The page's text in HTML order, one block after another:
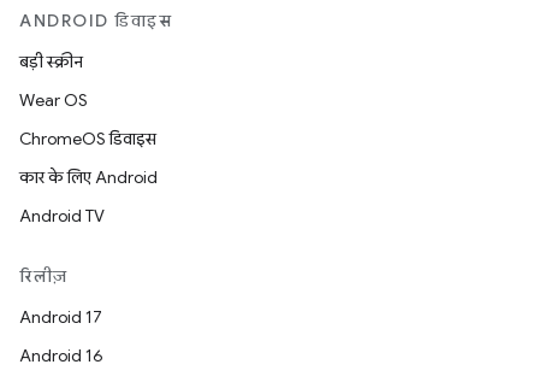
ANDROID डिवाइस
बड़ी स्क्रीन
Wear OS
ChromeOS डिवाइस
कार के लिए Android
Android TV
रिलीज़
Android 17
Android 16